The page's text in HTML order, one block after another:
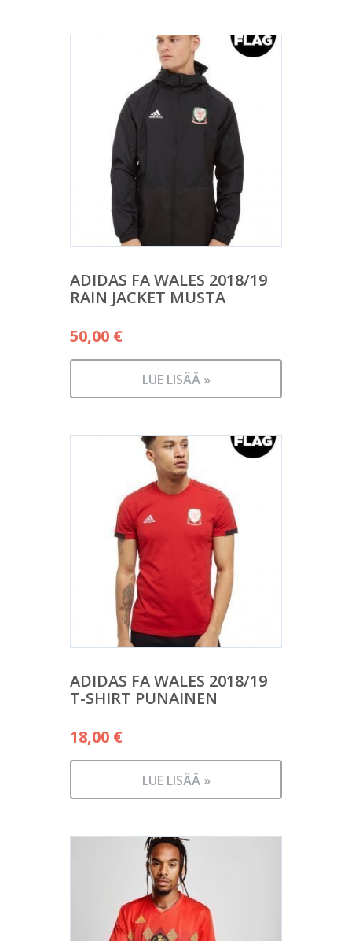
ADIDAS FA WALES 2018/19
RAIN JACKET MUSTA
50,00 €
LUE LISÄÄ »
ADIDAS FA WALES 2018/19
T-SHIRT PUNAINEN
18,00 €
LUE LISÄÄ »